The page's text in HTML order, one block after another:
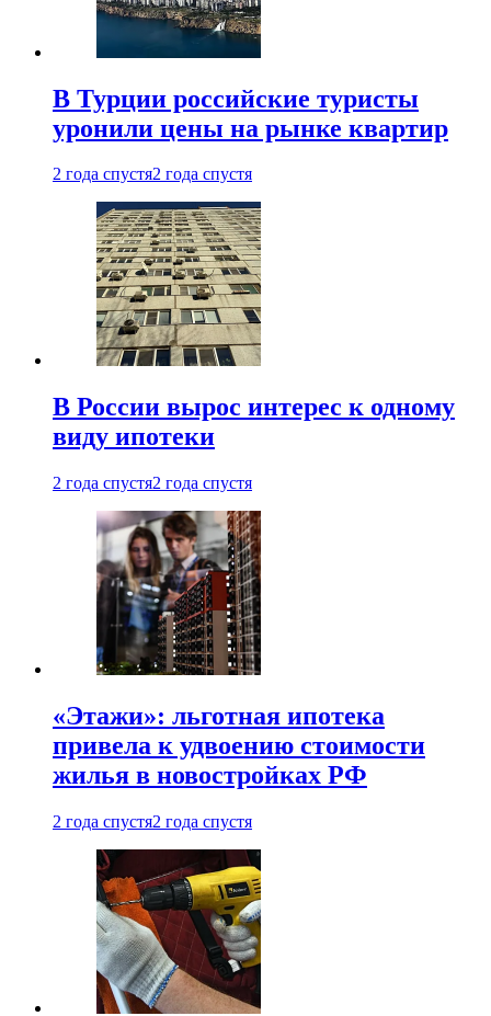
В Турции российские туристы
уронили цены на рынке квартир
2 года спустя2 года спустя
В России вырос интерес к одному
виду ипотеки
2 года спустя2 года спустя
«Этажи»: льготная ипотека
привела к удвоению стоимости
жилья в новостройках РФ
2 года спустя2 года спустя